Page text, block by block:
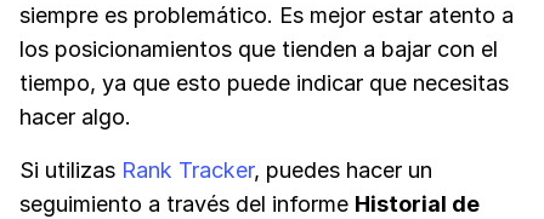
siempre es problemático. Es mejor estar atento a
los posicionamientos que tienden a bajar con el
tiempo, ya que esto puede indicar que necesitas
hacer algo.
Si utilizas Rank Tracker, puedes hacer un
seguimiento a través del informe Historial de